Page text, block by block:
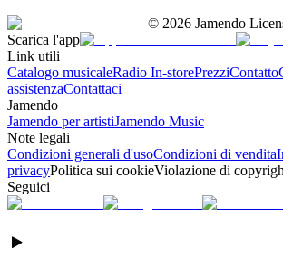
© 2026 Jamendo
Scarica l'app
Link utili
Catalogo musicaleRadio In-storePrezziContatto
assistenzaContattaci
Jamendo
Jamendo per artistiJamendo Music
Note legali
Condizioni generali d'usoCondizioni di vendita
privacyPolitica sui cookieViolazione di
Seguici